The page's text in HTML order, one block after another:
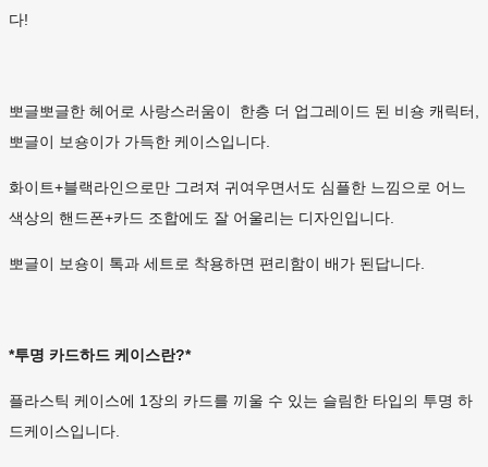
다!
뽀글뽀글한 헤어로 사랑스러움이 한층 더 업그레이드 된 비숑 캐릭터,
뽀글이 보숑이가 가득한 케이스입니다.
화이트+블랙라인으로만 그려져 귀여우면서도 심플한 느낌으로 어느
색상의 핸드폰+카드 조합에도 잘 어울리는 디자인입니다.
뽀글이 보숑이 톡과 세트로 착용하면 편리함이 배가 된답니다.
*투명 카드하드 케이스란?*
플라스틱 케이스에 1장의 카드를 끼울 수 있는 슬림한 타입의 투명 하
드케이스입니다.